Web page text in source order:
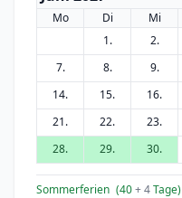
Mo Di Mi
1.
2.
7.
8. 9.
14.
15. 16.
21.
22. 23.
28.
29. 30.
Sommerferien (40+ 4Tage)